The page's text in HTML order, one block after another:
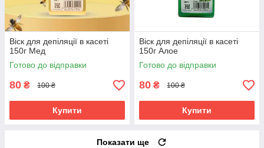
Віск для депіляції в касеті
150г Мед
Готово до відправки
80 ₴ 100 ₴
Купити
Віск для депіляції в касеті
150г Алое
Готово до відправки
80 ₴ 100 ₴
Купити
Показати ще